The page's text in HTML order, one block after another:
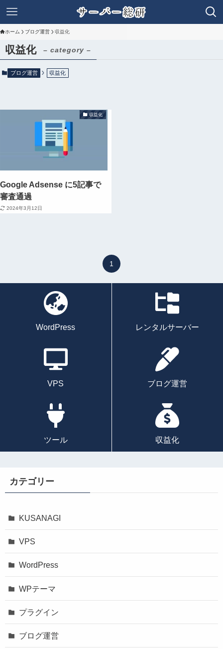
ホーム ブログ運営 収益化
収益化 – category –
ブログ運営 収益化
収益化
Google Adsense に5記事で
審査通過
2024年3月12日
1
WordPress レンタルサーバー
VPS ブログ運営
ツール 収益化
カテゴリー
KUSANAGI
VPS
WordPress
WPテーマ
プラグイン
ブログ運営